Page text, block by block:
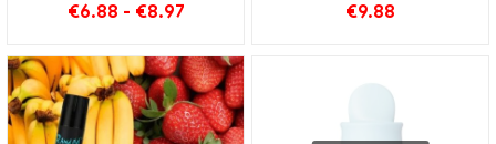
€6.88 - €8.97 €9.88